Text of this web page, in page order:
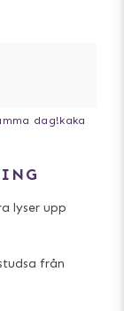
dag!kaka
lyser upp
från